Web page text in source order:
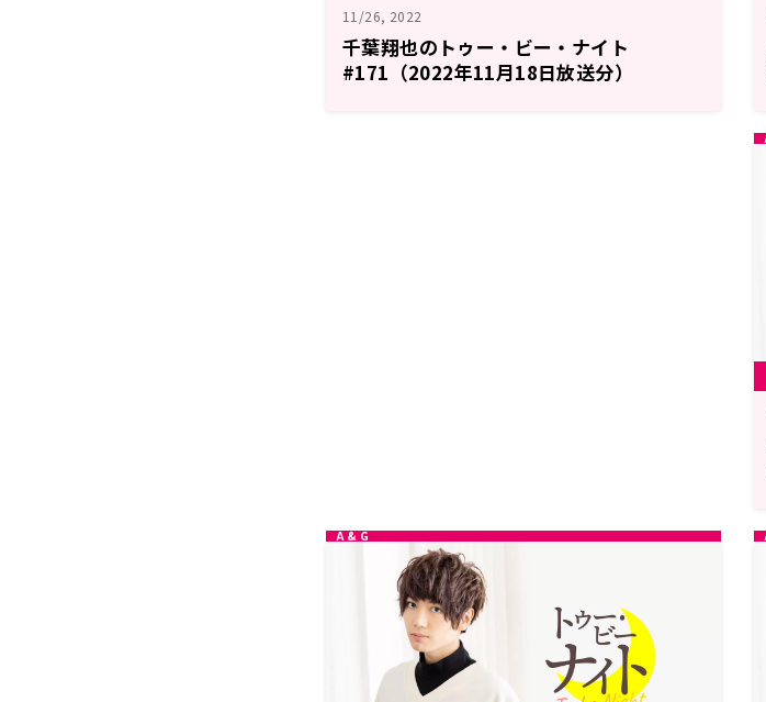
11/26, 2022
千葉翔也のトゥー・ビー・ナイト
#171（2022年11月18日放送分）